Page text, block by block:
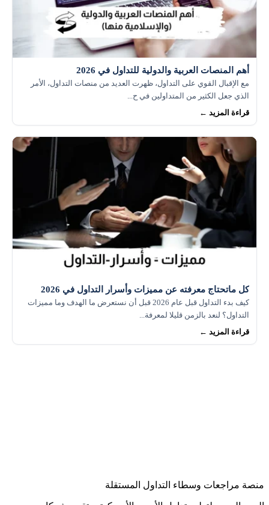
أهم المنصات العربية والدولية للتداول في 2026
مع الإقبال القوي على التداول، ظهرت العديد من منصات التداول، الأمر
الذي جعل الكثير من المتداولين في ح...
قراءة المزيد ←
كل ماتحتاج معرفته عن مميزات وأسرار التداول في 2026
كيف بدء التداول قبل عام 2026 قبل أن نستعرض ما الهدف وما مميزات
التداول؟ لنعد بالزمن قليلا لمعرفة...
قراءة المزيد ←
منصة مراجعات وسطاء التداول المستقلة